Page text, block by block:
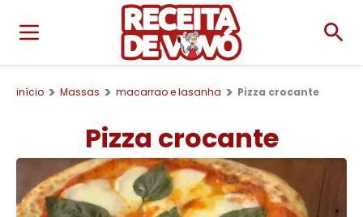
início Massas macarrao e lasanha Pizza crocante
Pizza crocante